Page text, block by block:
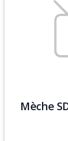
Mèche